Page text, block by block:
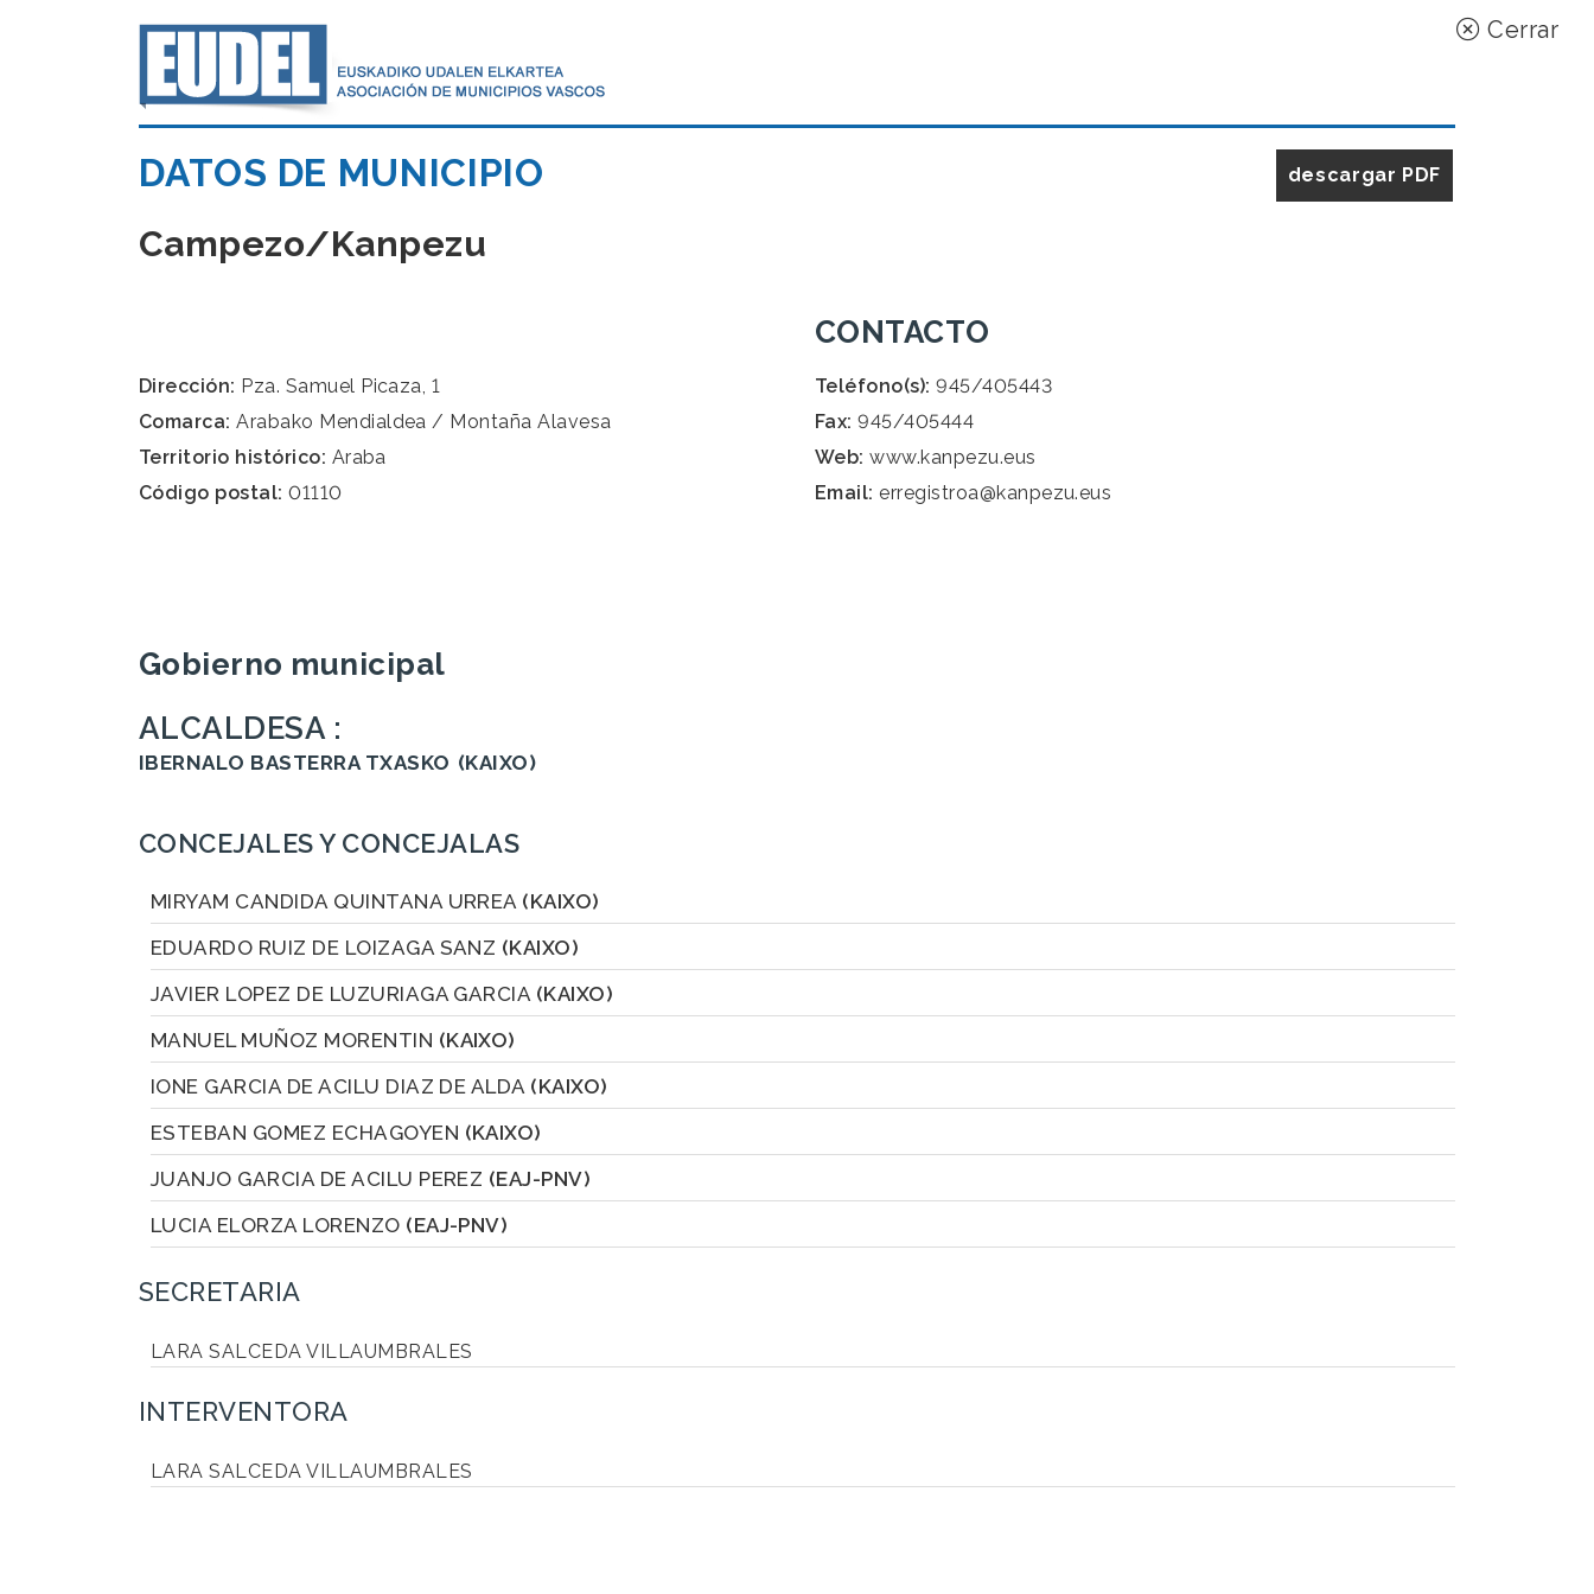
Cerrar
DATOS DE MUNICIPIO descargar PDF
Campezo/Kanpezu
Dirección: Pza. Samuel Picaza, 1
Comarca: Arabako Mendialdea / Montaña Alavesa
Territorio histórico: Araba
Código postal: 01110
CONTACTO
Teléfono(s): 945/405443
Fax: 945/405444
Web: www.kanpezu.eus
Email: erregistroa@kanpezu.eus
Gobierno municipal
ALCALDESA :
IBERNALO BASTERRA TXASKO (KAIXO)
CONCEJALES Y CONCEJALAS
MIRYAM CANDIDA QUINTANA URREA (KAIXO)
EDUARDO RUIZ DE LOIZAGA SANZ (KAIXO)
JAVIER LOPEZ DE LUZURIAGA GARCIA (KAIXO)
MANUEL MUÑOZ MORENTIN (KAIXO)
IONE GARCIA DE ACILU DIAZ DE ALDA (KAIXO)
ESTEBAN GOMEZ ECHAGOYEN (KAIXO)
JUANJO GARCIA DE ACILU PEREZ (EAJ-PNV)
LUCIA ELORZA LORENZO (EAJ-PNV)
SECRETARIA
LARA SALCEDA VILLAUMBRALES
INTERVENTORA
LARA SALCEDA VILLAUMBRALES